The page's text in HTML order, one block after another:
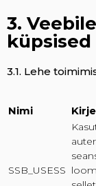
3.
küpsised
3.1. Lehe
Nimi
SSB_USESS